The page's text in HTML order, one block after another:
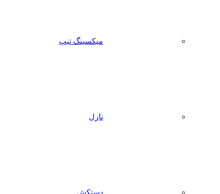
میکسینگ تیپ
نازل
دستکش